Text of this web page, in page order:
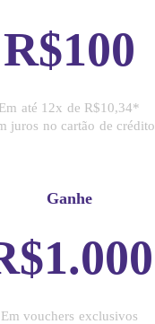
R$100
Em até 12x de R$10,34*
juros no cartão de crédito
Ganhe
Em vouchers exclusivos